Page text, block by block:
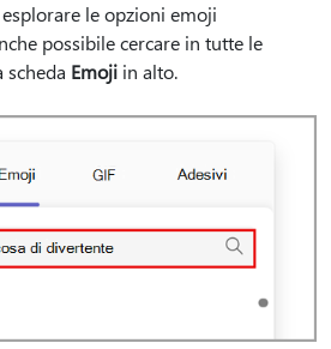
le opzioni emoji
possibile cercare in tutte le
Emoji in alto.